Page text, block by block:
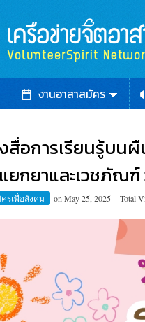
งานอาสาสมัคร
สื่อการเรียนรู้บน
ยกยาและเวชภัณฑ์
รเพื่อสังคม on May 25, 2025 Total